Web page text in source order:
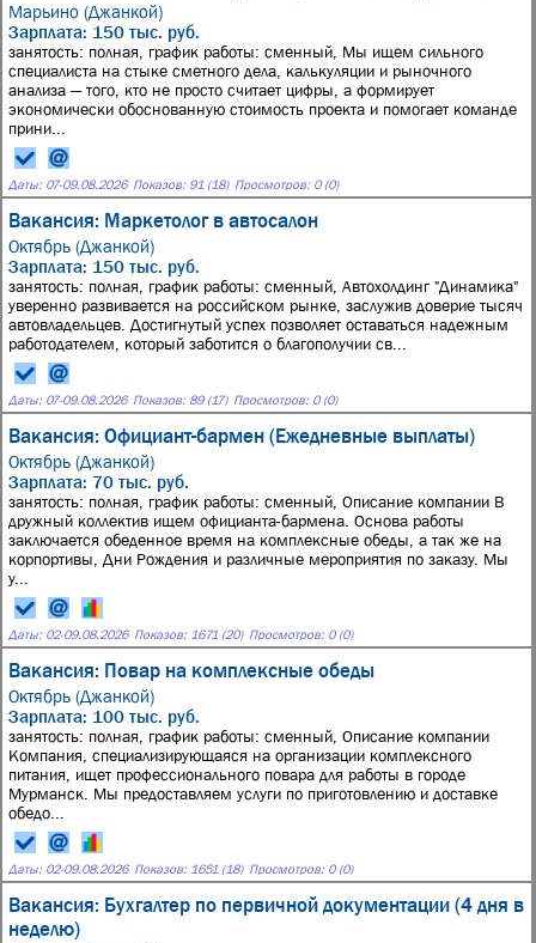
Марьино (Джанкой)
Зарплата: 150 тыс. руб.
занятость: полная, график работы: сменный, Мы ищем сильного
специалиста на стыке сметного дела, калькуляции и рыночного
анализа — того, кто не просто считает цифры, а формирует
экономически обоснованную стоимость проекта и помогает команде
прини...
Даты: 07-09.08.2026 Показов: 91 (18) Просмотров: 0 (0)
Вакансия: Маркетолог в автосалон
Октябрь (Джанкой)
Зарплата: 150 тыс. руб.
занятость: полная, график работы: сменный, Автохолдинг "Динамика"
уверенно развивается на российском рынке, заслужив доверие тысяч
автовладельцев. Достигнутый успех позволяет оставаться надежным
работодателем, который заботится о благополучии св...
Даты: 07-09.08.2026 Показов: 89 (17) Просмотров: 0 (0)
Вакансия: Официант-бармен (Ежедневные выплаты)
Октябрь (Джанкой)
Зарплата: 70 тыс. руб.
занятость: полная, график работы: сменный, Описание компании В
дружный коллектив ищем официанта-бармена. Основа работы
заключается обеденное время на комплексные обеды, а так же на
корпортивы, Дни Рождения и различные мероприятия по заказу. Мы
у...
Даты: 02-09.08.2026 Показов: 1671 (20) Просмотров: 0 (0)
Вакансия: Повар на комплексные обеды
Октябрь (Джанкой)
Зарплата: 100 тыс. руб.
занятость: полная, график работы: сменный, Описание компании
Компания, специализирующаяся на организации комплексного
питания, ищет профессионального повара для работы в городе
Мурманск. Мы предоставляем услуги по приготовлению и доставке
обедо...
Даты: 02-09.08.2026 Показов: 1651 (18) Просмотров: 0 (0)
Вакансия: Бухгалтер по первичной документации (4 дня в
неделю)